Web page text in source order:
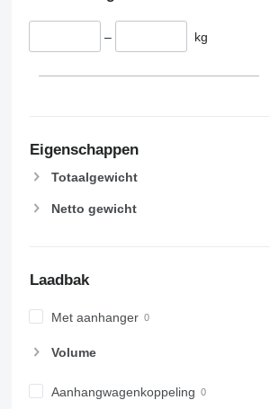
– kg
Eigenschappen
Totaalgewicht
Netto gewicht
Laadbak
Met aanhanger
Volume
Aanhangwagenkoppeling